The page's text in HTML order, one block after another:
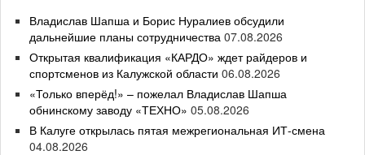
Владислав Шапша и Борис Нуралиев обсудили
дальнейшие планы сотрудничества 07.08.2026
Открытая квалификация «КАРДО» ждет райдеров и
спортсменов из Калужской области 06.08.2026
«Только вперёд!» – пожелал Владислав Шапша
обнинскому заводу «ТЕХНО» 05.08.2026
В Калуге открылась пятая межрегиональная ИТ-смена
04.08.2026